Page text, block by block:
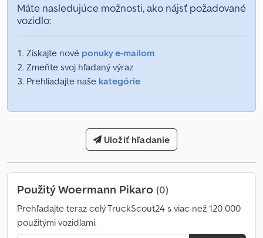
Máte nasledujúce možnosti, ako nájsť požadované
vozidlo:
Získajte nové ponuky e-mailom
Zmeňte svoj hľadaný výraz
Prehliadajte naše kategórie
Uložiť hľadanie
Použitý Woermann Pikaro (0)
Prehľadajte teraz celý TruckScout24 s viac než 120 000
použitými vozidlami.